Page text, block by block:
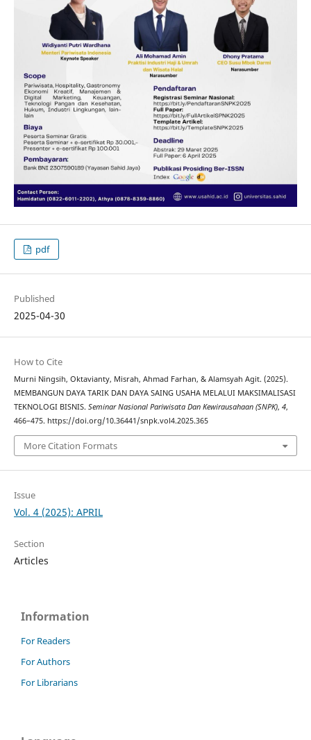
pdf
Published
2025-04-30
How to Cite
Murni Ningsih, Oktavianty, Misrah, Ahmad Farhan, & Alamsyah Agit. (2025).
MEMBANGUN DAYA TARIK DAN DAYA SAING USAHA MELALUI MAKSIMALISASI
TEKNOLOGI BISNIS. Seminar Nasional Pariwisata Dan Kewirausahaan (SNPK), 4,
466–475. https://doi.org/10.36441/snpk.vol4.2025.365
More Citation Formats
Issue
Vol. 4 (2025): APRIL
Section
Articles
Information
For Readers
For Authors
For Librarians